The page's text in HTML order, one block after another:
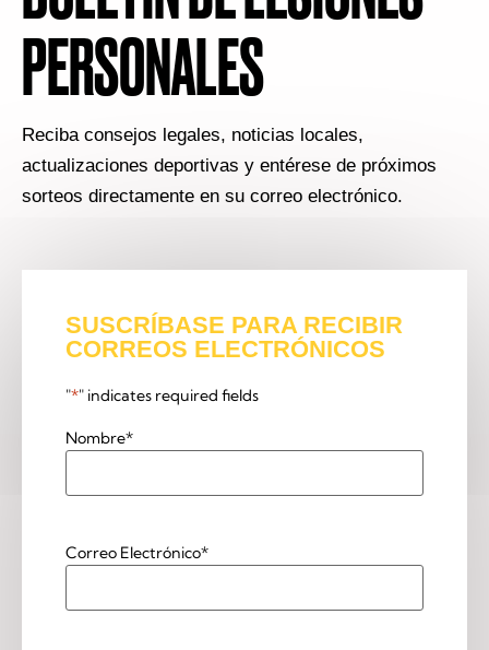
PERSONALES
Reciba consejos legales, noticias locales,
actualizaciones deportivas y entérese de próximos
sorteos directamente en su correo electrónico.
SUSCRÍBASE PARA RECIBIR
CORREOS ELECTRÓNICOS
"*" indicates required fields
Nombre*
Correo Electrónico*